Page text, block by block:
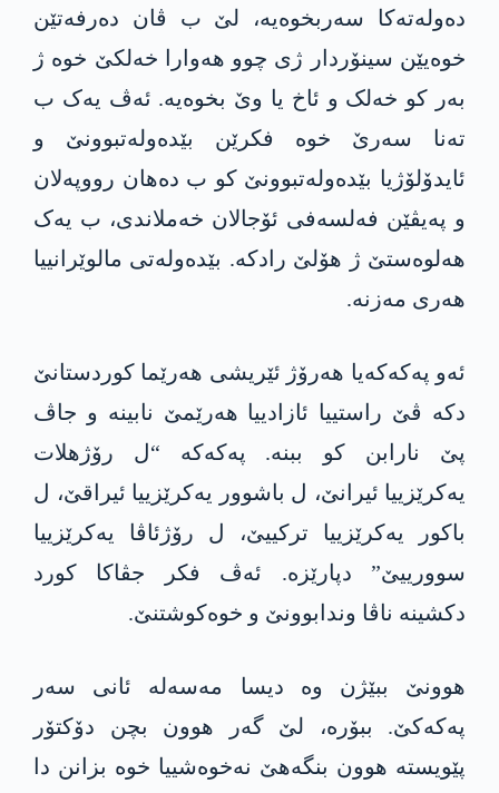
دەولەتەکا سەربخوەیە، لێ ب ڤان دەرفەتێن
خوەیێن سینۆردار ژی چوو ھەوارا خەلکێ خوە ژ
بەر کو خەلک و ئاخ یا وێ بخوەیە. ئەڤ یەک ب
تەنا سەرێ خوە فکرێن بێدەولەتبوونێ و
ئایدۆلۆژیا بێدەولەتبوونێ کو ب دەھان رووپەلان
و پەیڤێن فەلسەفی ئۆجالان خەملاندی، ب یەک
ھەلوەستێ ژ ھۆلێ رادکە. بێدەولەتی مالوێرانییا
ھەری مەزنە.
ئەو پەکەکەیا ھەرۆژ ئێریشی ھەرێما کوردستانێ
دکە ڤێ راستییا ئازادییا ھەرێمێ نابینە و جاڤ
پێ نارابن کو ببنە. پەکەکە “ل رۆژھلات
یەکرێزییا ئیرانێ، ل باشوور یەکرێزییا ئیراقێ، ل
باکور یەکرێزییا ترکییێ، ل رۆژئاڤا یەکرێزییا
سوورییێ” دپارێزە. ئەڤ فکر جڤاکا کورد
دکشینە ناڤا وندابوونێ و خوەکوشتنێ.
ھوونێ ببێژن وە دیسا مەسەلە ئانی سەر
پەکەکێ. ببۆرە، لێ گەر ھوون بچن دۆکتۆر
پێویستە ھوون بنگەھێ نەخوەشییا خوە بزانن دا